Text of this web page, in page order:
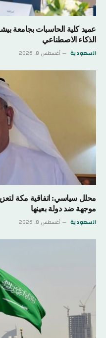
عميد كلية الحاسبات بجامعة
الذكاء الاصطناعي
السعودية أغسطس 8, 2026
محلل سياسي: اتفاقية مكة
موجهة ضد دولة بعينها
السعودية أغسطس 8, 2026